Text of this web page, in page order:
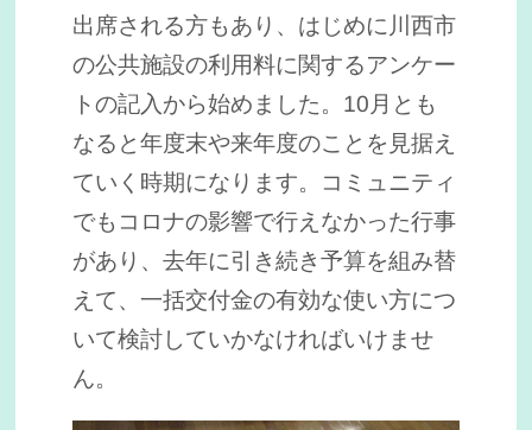
出席される方もあり、はじめに川西市
の公共施設の利用料に関するアンケー
トの記入から始めました。10月とも
なると年度末や来年度のことを見据え
ていく時期になります。コミュニティ
でもコロナの影響で行えなかった行事
があり、去年に引き続き予算を組み替
えて、一括交付金の有効な使い方につ
いて検討していかなければいけませ
ん。